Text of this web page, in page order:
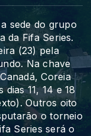
sede do grupo
da Fifa Series.
(23) pela
Na chave
Coreia
11, 14 e 18
Outros oito
o torneio
Series será o